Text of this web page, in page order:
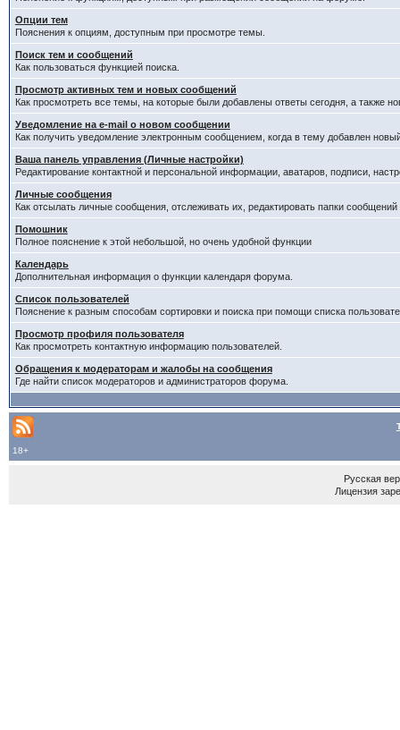
Опции тем
Пояснения к опциям, доступным при просмотре темы.
Поиск тем и сообщений
Как пользоваться функцией поиска.
Просмотр активных тем и новых сообщений
Как просмотреть все темы, на которые были добавлены ответы сегодня, а также
Уведомление на е-mail о новом сообщении
Как получить уведомление электронным сообщением, когда в тему добавлен
Ваша панель управления (Личные настройки)
Редактирование контактной и персональной информации, аватаров, подписи,
Личные сообщения
Как отсылать личные сообщения, отслеживать их, редактировать папки
Помошник
Полное пояснение к этой небольшой, но очень удобной функции
Календарь
Дополнительная информация о функции календаря форума.
Список пользователей
Пояснение к разным способам сортировки и поиска при помощи списка
Просмотр профиля пользователя
Как просмотреть контактную информацию пользователей.
Обращения к модераторам и жалобы на сообщения
Где найти список модераторов и администраторов форума.
18+
Русская
Лицензия